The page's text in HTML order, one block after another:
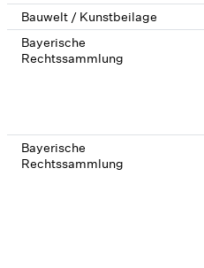
Bauwelt / Kunstbeilage
Bayerische
Rechtssammlung
Bayerische
Rechtssammlung